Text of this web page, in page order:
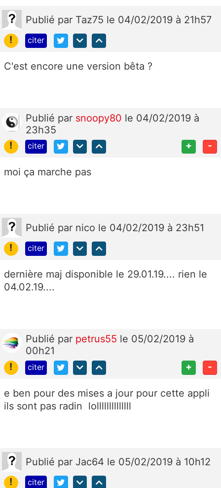
Publié par Taz75 le 04/02/2019 à 21h57
!
citer
C'est encore une version bêta ?
Publié par snoopy80 le 04/02/2019 à
23h35
!
citer + -
moi ça marche pas
Publié par nico le 04/02/2019 à 23h51
!
citer
dernière maj disponible le 29.01.19.... rien le
04.02.19....
Publié par petrus55 le 05/02/2019 à
00h21
!
citer + -
e ben pour des mises a jour pour cette appli
ils sont pas radin lollllllllllllll
Publié par Jac64 le 05/02/2019 à 10h12
!
citer